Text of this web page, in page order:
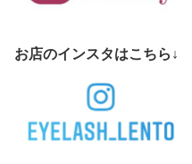
お店のインスタはこちら↓